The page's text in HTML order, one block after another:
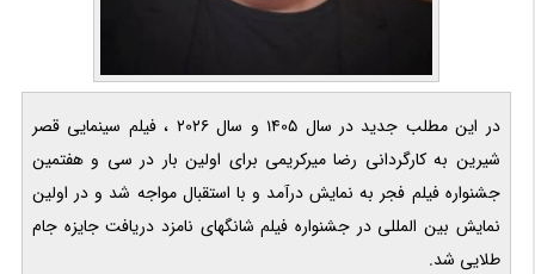
در این مطلب جدید در سال 1405 و سال 2026 ، فیلم سینمایی قصر
شیرین به کارگردانی رضا میرکریمی برای اولین بار در سی و هفتمین
جشنواره فیلم فجر به نمایش درآمد و با استقبال مواجه شد و در اولین
نمایش بین المللی در جشنواره فیلم شانگهای نامزد دریافت جایزه جام
طلایی شد.